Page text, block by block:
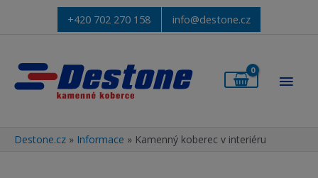
+420 702 270 158 info@destone.cz
Destone.cz » Informace » Kamenný koberec v interiéru